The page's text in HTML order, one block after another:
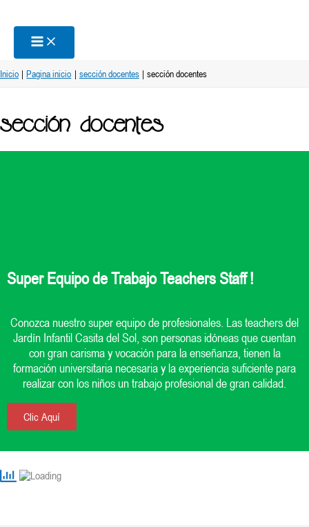
contenido
Inicio Pagina inicio sección docentes sección docentes
sección docentes
Super Equipo de Trabajo Teachers Staff !
Conozca nuestro super equipo de profesionales. Las teachers del
Jardín Infantil Casita del Sol, son personas idóneas que cuentan
con gran carisma y vocación para la enseñanza, tienen la
formación universitaria necesaria y la experiencia suficiente para
realizar con los niños un trabajo profesional de gran calidad.
Clic Aquí